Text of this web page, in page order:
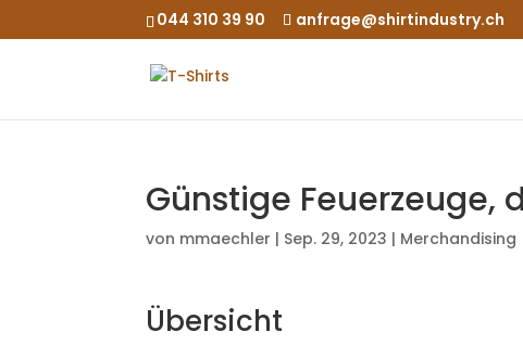
044 310 39 90 anfrage@shirtindustry.ch
Günstige
von mmaechler | Sep. 29, 2023 | Merchandising
Übersicht